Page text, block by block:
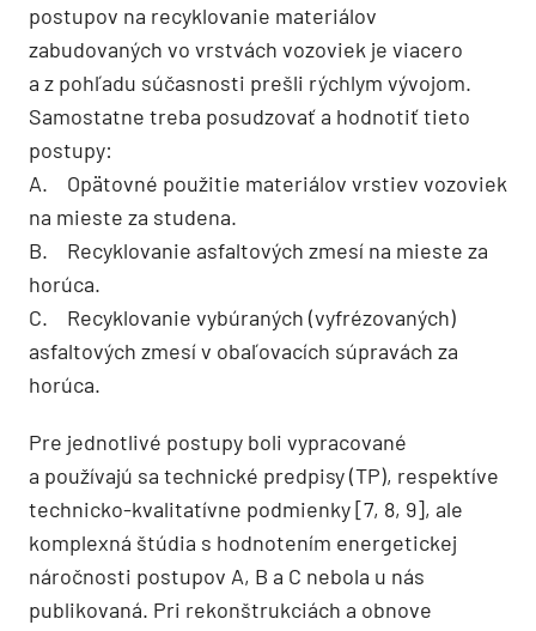
postupov na recyklovanie materiálov
zabudovaných vo vrstvách vozoviek je viacero
a z pohľadu súčasnosti prešli rýchlym vývojom.
Samostatne treba posudzovať a hodnotiť tieto
postupy:
A. Opätovné použitie materiálov vrstiev vozoviek
na mieste za studena.
B. Recyklovanie asfaltových zmesí na mieste za
horúca.
C. Recyklovanie vybúraných (vyfrézovaných)
asfaltových zmesí v obaľovacích súpravách za
horúca.
Pre jednotlivé postupy boli vypracované
a používajú sa technické predpisy (TP), respektíve
technicko-kvalitatívne podmienky [7, 8, 9], ale
komplexná štúdia s hodnotením energetickej
náročnosti postupov A, B a C nebola u nás
publikovaná. Pri rekonštrukciách a obnove